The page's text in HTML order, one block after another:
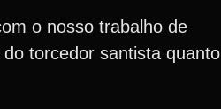
o nosso trabalho de
torcedor santista quanto